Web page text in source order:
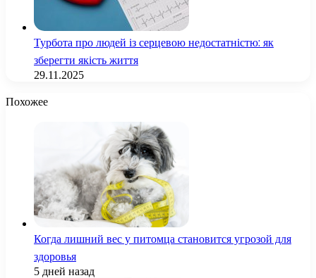
Турбота про людей із серцевою недостатністю: як
зберегти якість життя
29.11.2025
Похожее
Когда лишний вес у питомца становится угрозой для
здоровья
5 дней назад